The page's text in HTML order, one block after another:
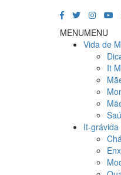
MENUMENU
Vida de
It
It-grávida